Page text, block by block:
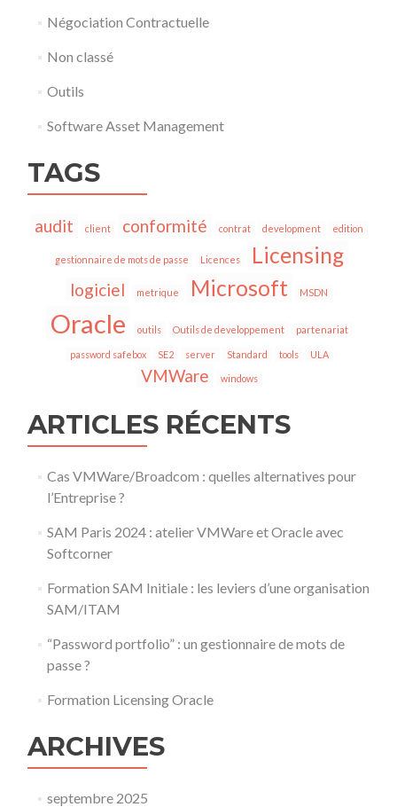
Négociation Contractuelle
Non classé
Outils
Software Asset Management
TAGS
audit client conformité contrat development edition
gestionnaire de mots de passe Licences Licensing
logiciel metrique Microsoft MSDN
Oracle outils Outils de developpement partenariat
password safebox SE2 server Standard tools ULA
VMWare windows
ARTICLES RÉCENTS
Cas VMWare/Broadcom : quelles alternatives pour
l’Entreprise ?
SAM Paris 2024 : atelier VMWare et Oracle avec
Softcorner
Formation SAM Initiale : les leviers d’une organisation
SAM/ITAM
“Password portfolio” : un gestionnaire de mots de
passe ?
Formation Licensing Oracle
ARCHIVES
septembre 2025